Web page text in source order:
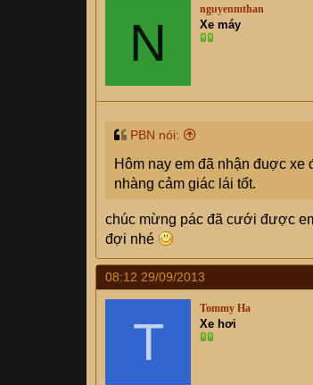
N
nguyenmthan
Xe máy
PBN nói:
Hôm nay em đã nhận đuợc xe
nhàng cảm giác lái tốt.
chúc mừng pác đã cưới được
đợi nhé
08:12 29/09/2013
T
Tommy Ha
Xe hơi